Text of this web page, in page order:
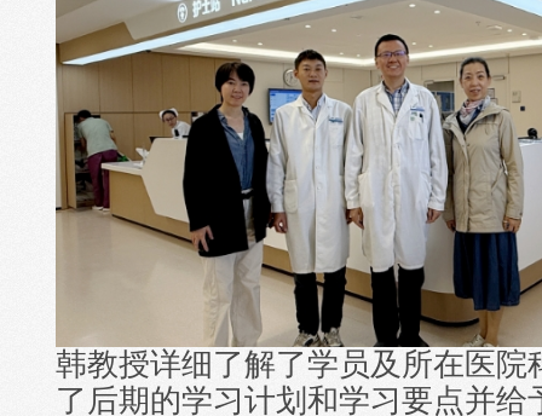
韩教授详细了解了学员及所在医院
了后期的学习计划和学习要点并